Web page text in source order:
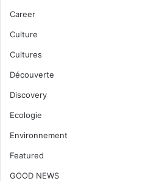
Career
Culture
Cultures
Découverte
Discovery
Ecologie
Environnement
Featured
GOOD NEWS